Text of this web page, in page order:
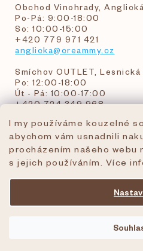
I my používáme kouzelné
abychom vám usnadnili
procházením našeho webu
s jejich používáním. Více
Obchod Vinohrady,
Po-Pá: 9:00-18:00
So: 10:00-15:00
+420 779 971 421
anglicka@creammy.cz
Smíchov OUTLET, Lesnická
Po: 12:00-18:00
Út - Pá: 10:00-17:00
+420 724 349 968
objednavky@creammy.cz
tel:+420 724 349 968